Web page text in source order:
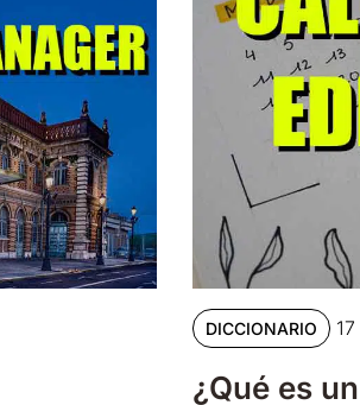
DICCIONARIO
¿Qué es